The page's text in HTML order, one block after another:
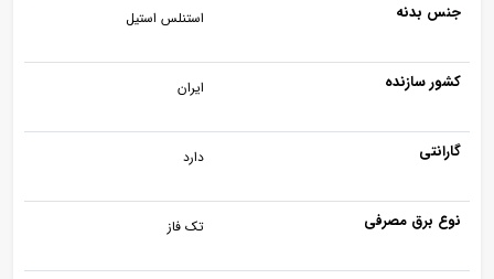
جنس بدنه استنلس استیل
کشور سازنده ایران
گارانتی دارد
نوع برق مصرفی تک فاز